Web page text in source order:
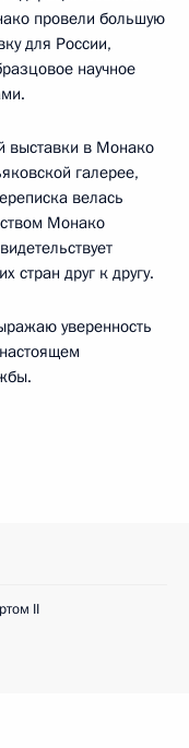
провели большую
для России,
научное
выставки в Монако
галерее,
велась
Монако
стран друг к другу.
уверенность
II